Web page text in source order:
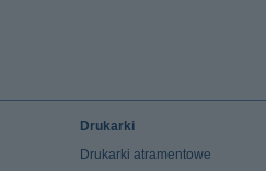
Drukarki
Drukarki atramentowe